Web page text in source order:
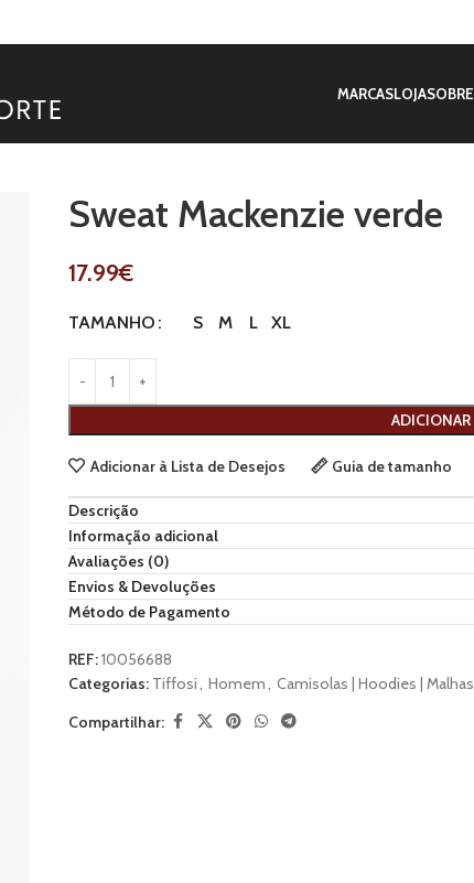
MARCASLOJASOBRE
Sweat Mackenzie verde
17.99€
TAMANHO S M L XL
ADICIONAR
Adicionar à Lista de Desejos Guia de tamanho
Descrição
Informação adicional
Avaliações (0)
Envios & Devoluções
Método de Pagamento
REF:10056688
Categorias: Tiffosi, Homem, Camisolas | Hoodies | Malhas
Compartilhar: